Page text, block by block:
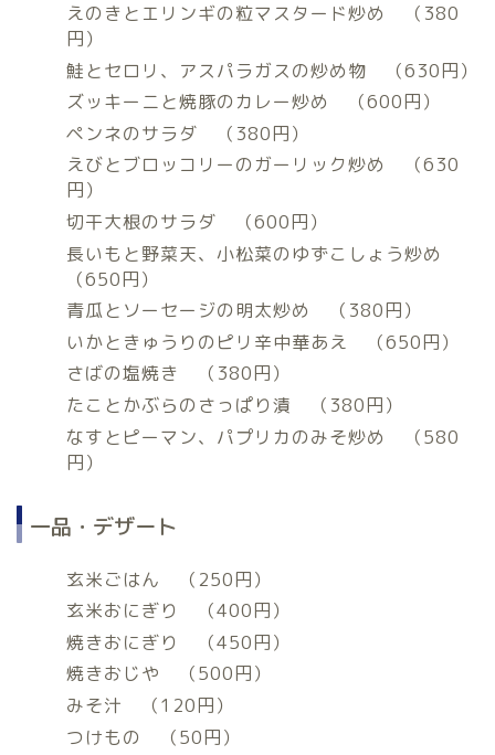
えのきとエリンギの粒マスタード炒め （380
円）
鮭とセロリ、アスパラガスの炒め物 （630円）
ズッキーニと焼豚のカレー炒め （600円）
ペンネのサラダ （380円）
えびとブロッコリーのガーリック炒め （630
円）
切干大根のサラダ （600円）
長いもと野菜天、小松菜のゆずこしょう炒め
（650円）
青瓜とソーセージの明太炒め （380円）
いかときゅうりのピリ辛中華あえ （650円）
さばの塩焼き （380円）
たことかぶらのさっぱり漬 （380円）
なすとピーマン、パプリカのみそ炒め （580
円）
一品・デザート
玄米ごはん （250円）
玄米おにぎり （400円）
焼きおにぎり （450円）
焼きおじや （500円）
みそ汁 （120円）
つけもの （50円）